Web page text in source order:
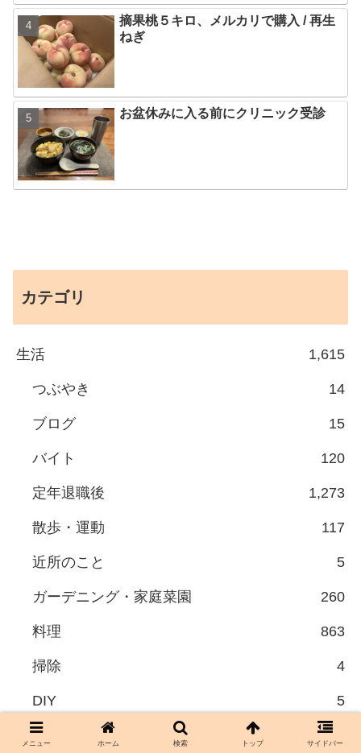
摘果桃５キロ、メルカリで購入 / 再生
ねぎ
お盆休みに入る前にクリニック受診
カテゴリ
生活 1,615
つぶやき 14
ブログ 15
バイト 120
定年退職後 1,273
散歩・運動 117
近所のこと 5
ガーデニング・家庭菜園 260
料理 863
掃除 4
DIY 5
収納 21
メニュー ホーム 検索 トップ サイドバー